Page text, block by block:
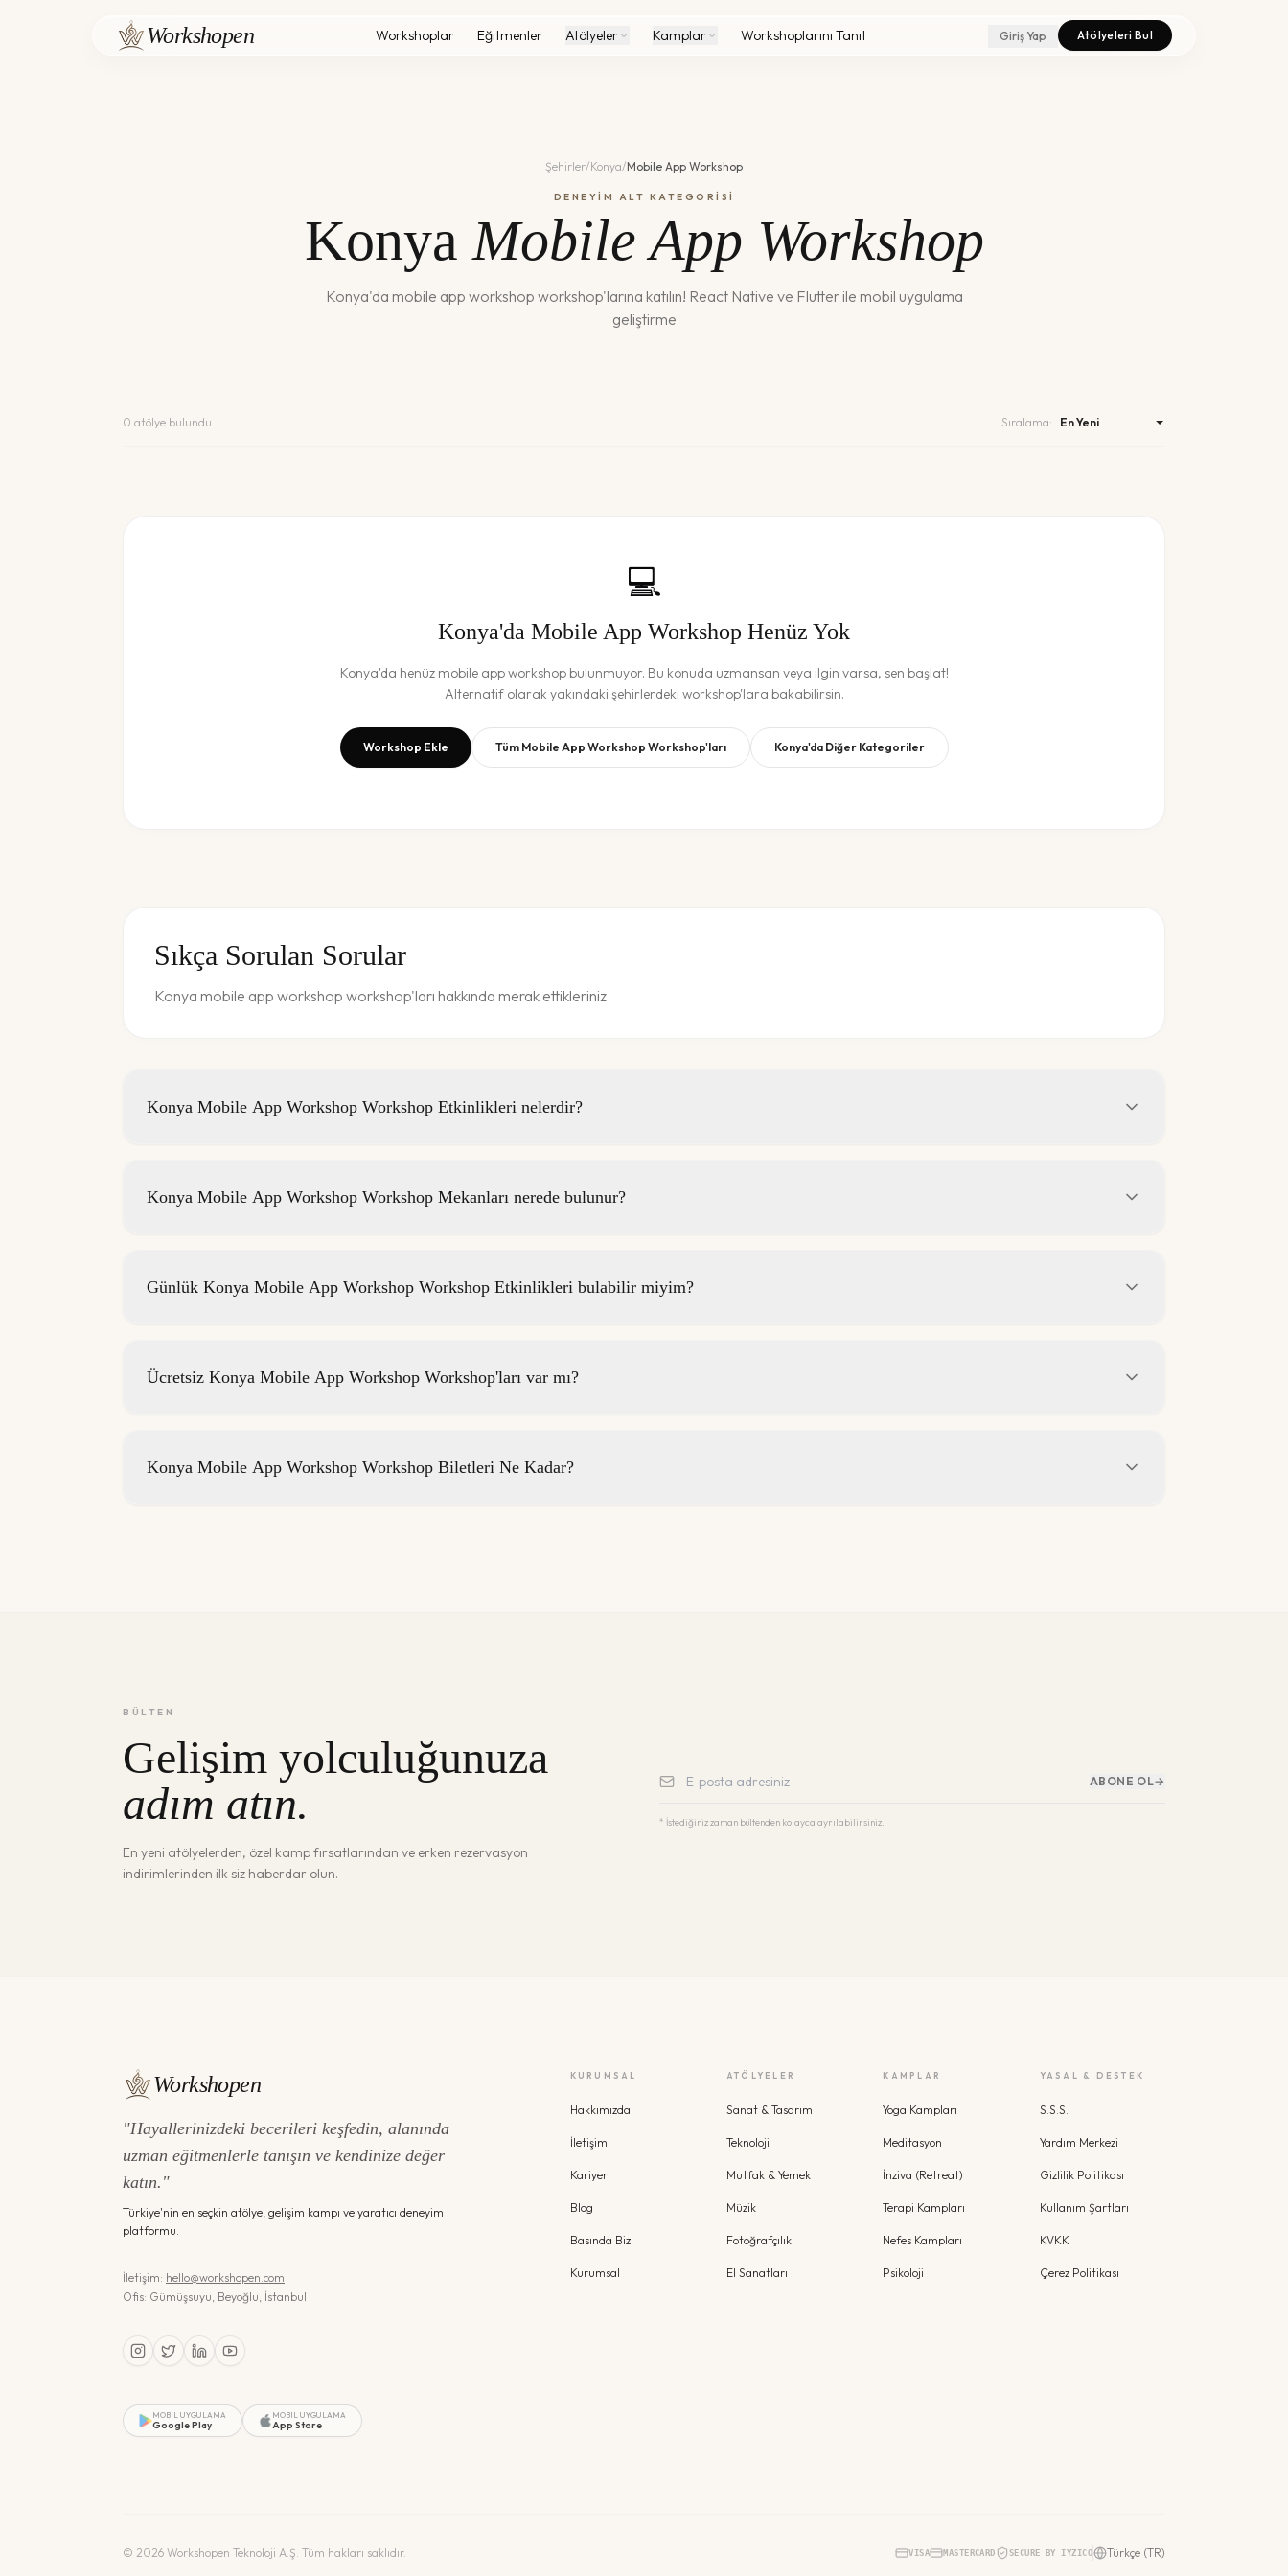
Workshopen Workshoplar Eğitmenler Atölyeler Kamplar Workshoplarını Tanıt Giriş Yap Atölyeleri Bul
Şehirler/Konya/Mobile App Workshop
DENEYİM ALT KATEGORİSİ
Konya Mobile App Workshop
Konya'da mobile app workshop workshop'larına katılın! React Native ve Flutter ile mobil uygulama
geliştirme
0 atölye bulundu Sıralama:
💻
Konya'da Mobile App Workshop Henüz Yok
Konya'da henüz mobile app workshopbulunmuyor. Bu konuda uzmansan veya ilgin varsa, sen başlat!
Alternatif olarak yakındaki şehirlerdeki workshop'lara bakabilirsin.
Workshop Ekle Tüm Mobile App Workshop Workshop'ları Konya'da Diğer Kategoriler
Sıkça Sorulan Sorular
Konya mobile app workshop workshop'ları hakkında merak ettikleriniz
Konya Mobile App Workshop Workshop Etkinlikleri nelerdir?
Konya Mobile App Workshop Workshop Mekanları nerede bulunur?
Günlük Konya Mobile App Workshop Workshop Etkinlikleri bulabilir miyim?
Ücretsiz Konya Mobile App Workshop Workshop'ları var mı?
Konya Mobile App Workshop Workshop Biletleri Ne Kadar?
BÜLTEN
Gelişim yolculuğunuza
adım atın.
En yeni atölyelerden, özel kamp fırsatlarından ve erken rezervasyon
indirimlerinden ilk siz haberdar olun.
ABONE OL→
* İstediğiniz zaman bültenden kolayca ayrılabilirsiniz.
Workshopen
"Hayallerinizdeki becerileri keşfedin, alanında
uzman eğitmenlerle tanışın ve kendinize değer
katın."
Türkiye'nin en seçkin atölye, gelişim kampı ve yaratıcı deneyim
platformu.
İletişim: hello@workshopen.com
Ofis: Gümüşsuyu, Beyoğlu, İstanbul
MOBIL UYGULAMA
Google Play
MOBIL UYGULAMA
App Store
KURUMSAL
Hakkımızda
İletişim
Kariyer
Blog
Basında Biz
Kurumsal
ATÖLYELER
Sanat & Tasarım
Teknoloji
Mutfak & Yemek
Müzik
Fotoğrafçılık
El Sanatları
KAMPLAR
Yoga Kampları
Meditasyon
İnziva (Retreat)
Terapi Kampları
Nefes Kampları
Psikoloji
YASAL & DESTEK
S.S.S.
Yardım Merkezi
Gizlilik Politikası
Kullanım Şartları
KVKK
Çerez Politikası
© 2026 Workshopen Teknoloji A.Ş. Tüm hakları saklıdır. VISA MASTERCARD SECURE BY IYZICO Türkçe (TR)